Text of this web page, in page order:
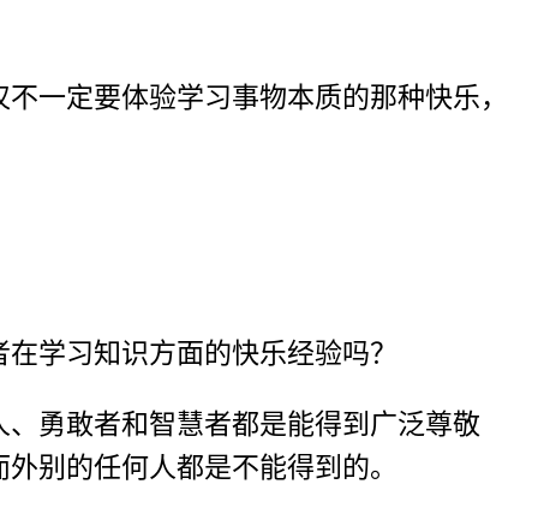
一定要体验学习事物本质的那种快乐，
学习知识方面的快乐经验吗？
勇敢者和智慧者都是能得到广泛尊敬
别的任何人都是不能得到的。